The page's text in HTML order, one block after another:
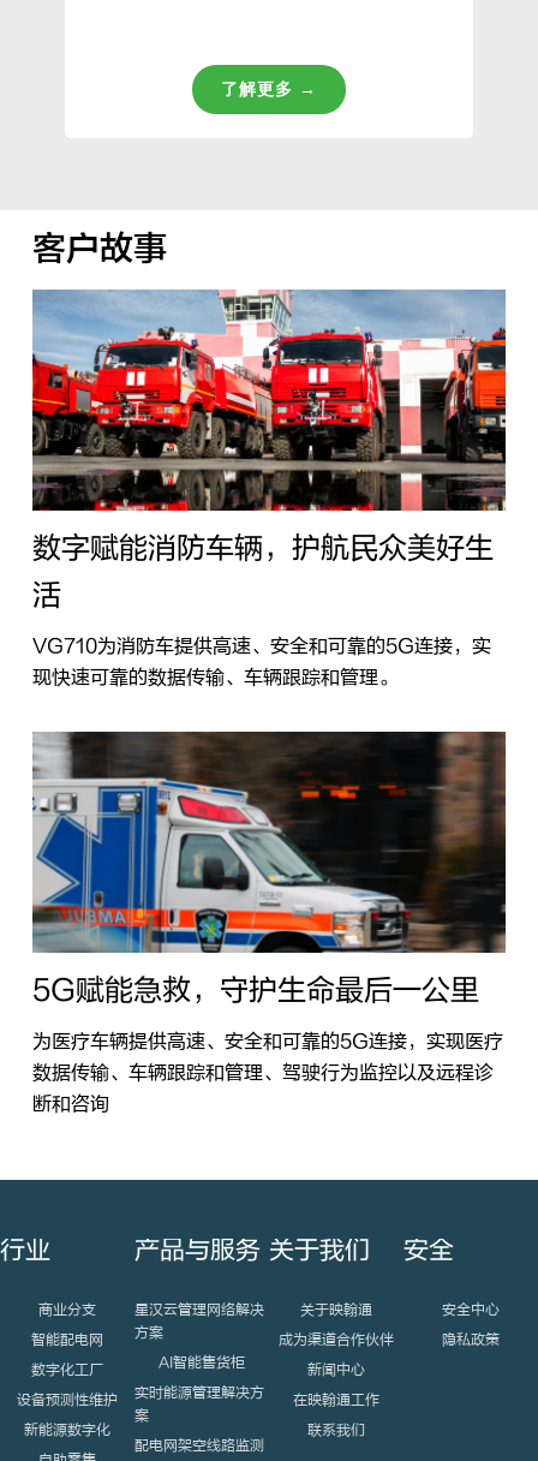
了解更多 →
客户故事
数字赋能消防车辆，护航民众美好生
活
VG710为消防车提供高速、安全和可靠的5G连接，实
现快速可靠的数据传输、车辆跟踪和管理。
5G赋能急救，守护生命最后一公里
为医疗车辆提供高速、安全和可靠的5G连接，实现医疗
数据传输、车辆跟踪和管理、驾驶行为监控以及远程诊
断和咨询
行业
商业分支
智能配电网
数字化工厂
设备预测性维护
新能源数字化
产品与服务
星汉云管理网络解决
方案
AI智能售货柜
实时能源管理解决方
案
配电网架空线路监测
关于我们
关于映翰通
成为渠道合作伙伴
新闻中心
在映翰通工作
联系我们
安全
安全中心
隐私政策